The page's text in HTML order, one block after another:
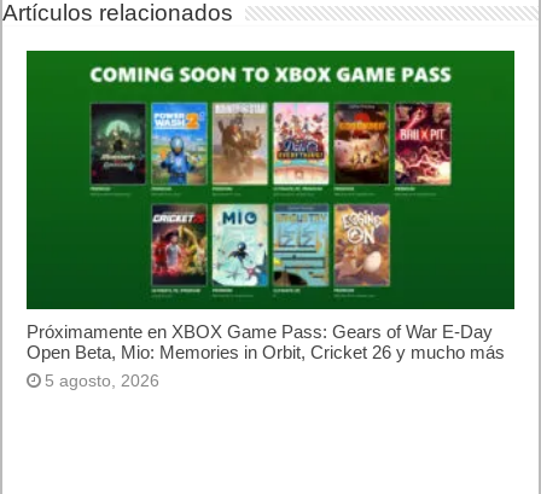
Artículos relacionados
Próximamente en XBOX Game Pass: Gears of War E-Day
Open Beta, Mio: Memories in Orbit, Cricket 26 y mucho más
5 agosto, 2026